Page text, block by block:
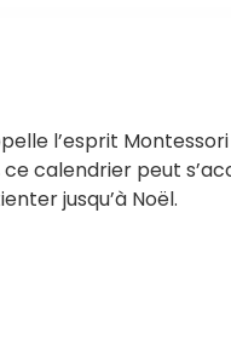
l’esprit
ce calendrier peut
jusqu’à Noël.